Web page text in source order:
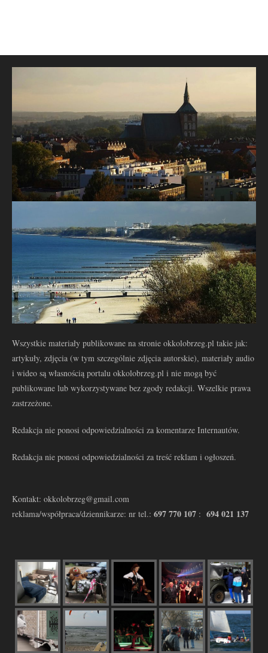
Wszystkie materiały publikowane na stronie okkolobrzeg.pl takie jak:
artykuły, zdjęcia (w tym szczególnie zdjęcia autorskie), materiały audio
i wideo są własnością portalu okkolobrzeg.pl i nie mogą być
publikowane lub wykorzystywane bez zgody redakcji. Wszelkie prawa
zastrzeżone.
Redakcja nie ponosi odpowiedzialności za komentarze Internautów.
Redakcja nie ponosi odpowiedzialności za treść reklam i ogłoszeń.
Kontakt: okkolobrzeg@gmail.com
reklama/współpraca/dziennikarze: nr tel.: 697 770 107 : 694 021 137